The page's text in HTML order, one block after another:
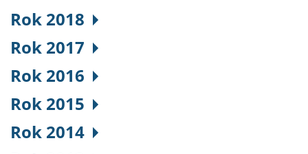
Rok 2018
Rok 2017
Rok 2016
Rok 2015
Rok 2014